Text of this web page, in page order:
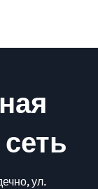
ул.